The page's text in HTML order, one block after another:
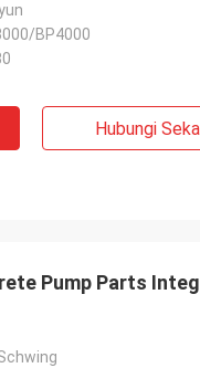
BP4000
Hubungi
Pump Parts